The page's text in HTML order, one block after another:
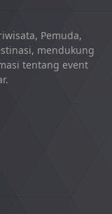
Pemuda,
mendukung
tentang event